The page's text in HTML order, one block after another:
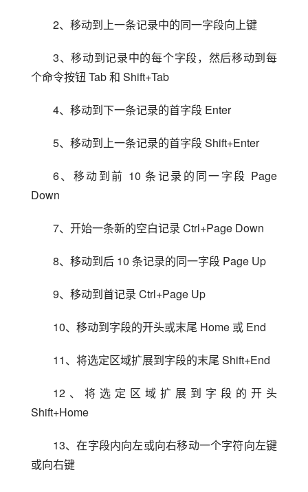
2、移动到上一条记录中的同一字段向上键
3、移动到记录中的每个字段，然后移动到每
个命令按钮 Tab 和 Shift+Tab
4、移动到下一条记录的首字段 Enter
5、移动到上一条记录的首字段 Shift+Enter
6、移动到前 10 条记录的同一字段 Page
Down
7、开始一条新的空白记录 Ctrl+Page Down
8、移动到后 10 条记录的同一字段 Page Up
9、移动到首记录 Ctrl+Page Up
10、移动到字段的开头或末尾 Home 或 End
11、将选定区域扩展到字段的末尾 Shift+End
12、将选定区域扩展到字段的开头
Shift+Home
13、在字段内向左或向右移动一个字符向左键
或向右键